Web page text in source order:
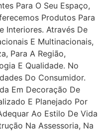
Para O Seu Espaço,
Produtos Para
Interiores. Através De
E Multinacionais,
Para A Região,
E Qualidade. No
Do Consumidor.
Em Decoração De
E Planejado Por
Ao Estilo De Vida
Na Assessoria, Na